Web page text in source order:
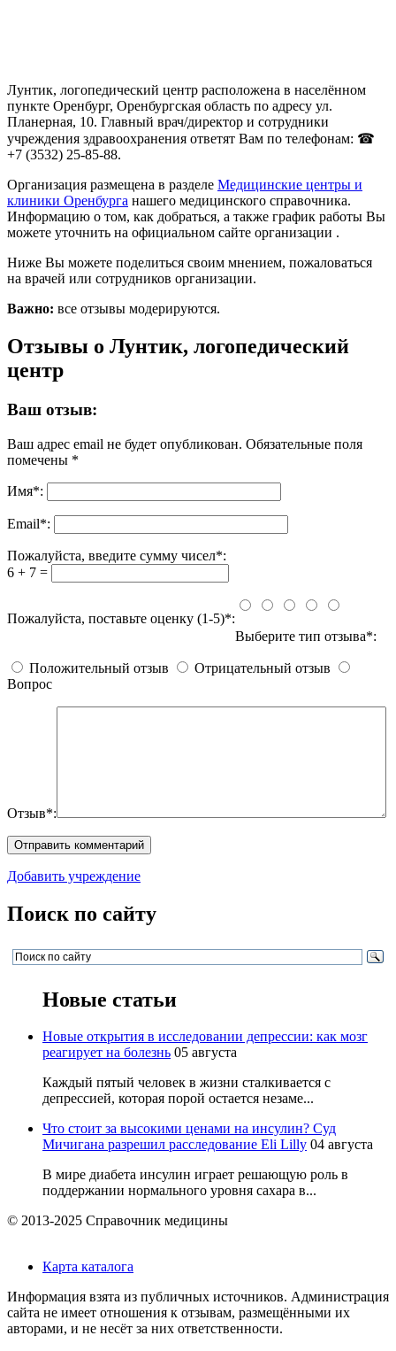
Лунтик, логопедический центр расположена в населённом
пункте Оренбург, Оренбургская область по адресу ул.
Планерная, 10. Главный врач/директор и сотрудники
учреждения здравоохранения ответят Вам по телефонам: ☎
+7 (3532) 25-85-88.
Организация размещена в разделе Медицинские центры и
клиники Оренбурга нашего медицинского справочника.
Информацию о том, как добраться, а также график работы Вы
можете уточнить на официальном сайте организации .
Ниже Вы можете поделиться своим мнением, пожаловаться
на врачей или сотрудников организации.
Важно: все отзывы модерируются.
Отзывы о Лунтик, логопедический
центр
Ваш отзыв:
Ваш адрес email не будет опубликован. Обязательные поля
помечены *
Имя*:
Email*:
Пожалуйста, введите сумму чисел*:
6 + 7 =
Пожалуйста, поставьте оценку (1-5)*:
Выберите тип отзыва*:
Положительный отзыв
Отрицательный отзыв
Вопрос
Отзыв*:
Добавить учреждение
Поиск по сайту
Новые статьи
Новые открытия в исследовании депрессии: как мозг
реагирует на болезнь 05 августа
Каждый пятый человек в жизни сталкивается с
депрессией, которая порой остается незаме...
Что стоит за высокими ценами на инсулин? Суд
Мичигана разрешил расследование Eli Lilly 04 августа
В мире диабета инсулин играет решающую роль в
поддержании нормального уровня сахара в...
© 2013-2025 Справочник медицины
Карта каталога
Информация взята из публичных источников. Администрация
сайта не имеет отношения к отзывам, размещёнными их
авторами, и не несёт за них ответственности.